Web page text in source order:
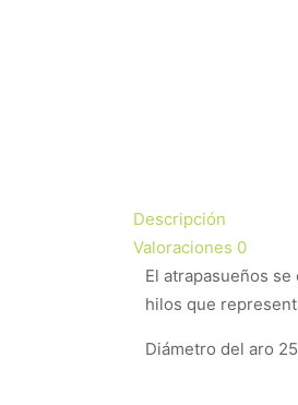
Descripción
Valoraciones 0
El atrapasueños
hilos que
Diámetro del aro